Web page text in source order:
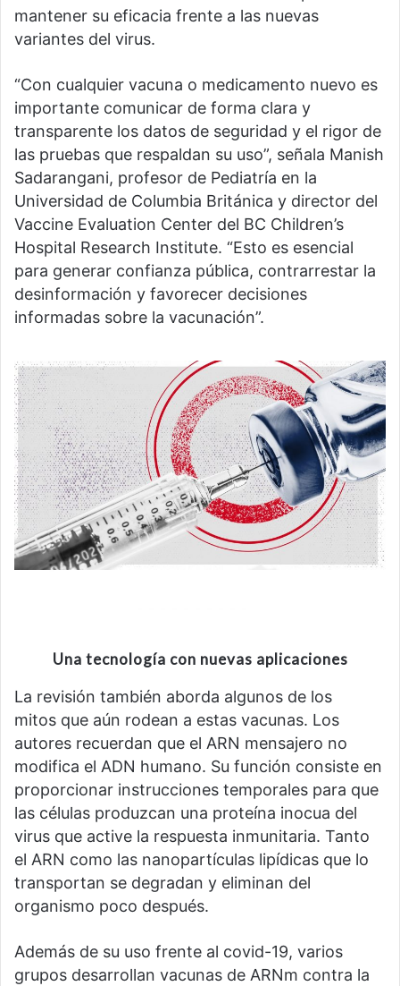
mantener su eficacia frente a las nuevas
variantes del virus.
“Con cualquier vacuna o medicamento nuevo es
importante comunicar de forma clara y
transparente los datos de seguridad y el rigor de
las pruebas que respaldan su uso”, señala Manish
Sadarangani, profesor de Pediatría en la
Universidad de Columbia Británica y director del
Vaccine Evaluation Center del BC Children’s
Hospital Research Institute. “Esto es esencial
para generar confianza pública, contrarrestar la
desinformación y favorecer decisiones
informadas sobre la vacunación”.
Una tecnología con nuevas aplicaciones
La revisión también aborda algunos de los
mitos que aún rodean a estas vacunas. Los
autores recuerdan que el ARN mensajero no
modifica el ADN humano. Su función consiste en
proporcionar instrucciones temporales para que
las células produzcan una proteína inocua del
virus que active la respuesta inmunitaria. Tanto
el ARN como las nanopartículas lipídicas que lo
transportan se degradan y eliminan del
organismo poco después.
Además de su uso frente al covid-19, varios
grupos desarrollan vacunas de ARNm contra la